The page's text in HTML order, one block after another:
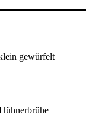
gewürfelt